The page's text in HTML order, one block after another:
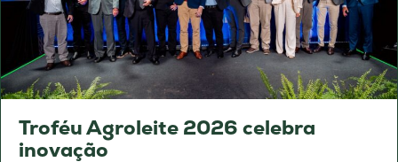
Troféu Agroleite 2026 celebra
inovação